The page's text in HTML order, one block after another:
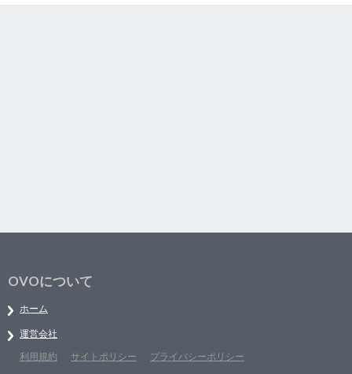
OVOについて
ホーム
運営会社
利用規約
サイトポリシー プライバシーポリシー